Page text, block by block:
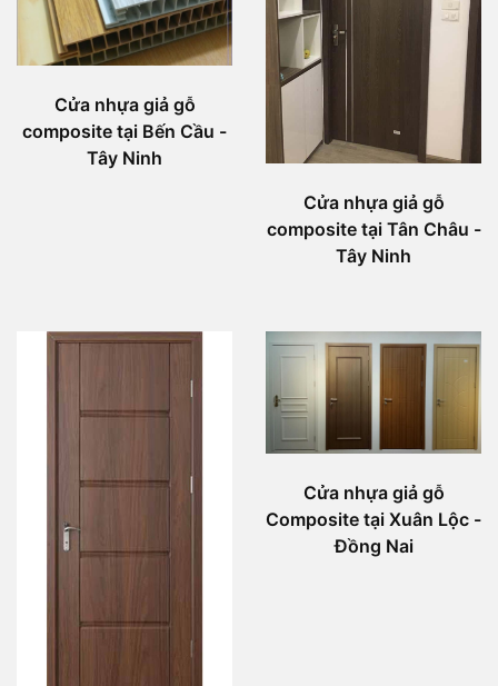
Cửa nhựa giả gỗ
composite tại Bến Cầu -
Tây Ninh
Cửa nhựa giả gỗ
composite tại Tân Châu -
Tây Ninh
Cửa nhựa giả gỗ
Composite tại Xuân Lộc -
Đồng Nai